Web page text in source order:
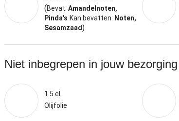
(Bevat: Amandelnoten,
Pinda's Kan bevatten: Noten,
Sesamzaad)
Niet inbegrepen in jouw bezorging
1.5 el
Olijfolie